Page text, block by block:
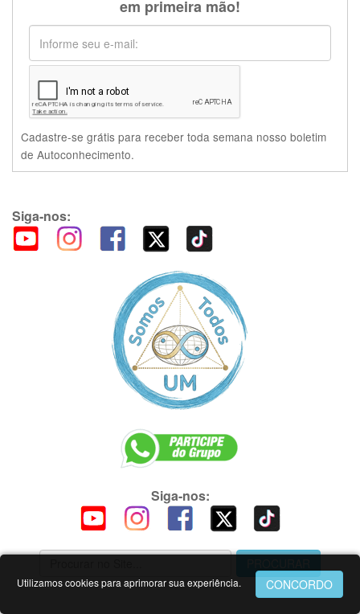
em primeira mão!
Cadastre-se grátis para receber toda semana nosso boletim
de Autoconhecimento.
Siga-nos:
Siga-nos:
Utilizamos cookies para aprimorar sua experiência.